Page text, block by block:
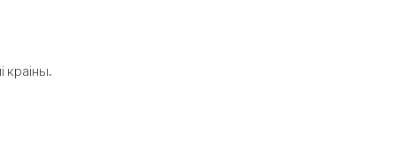
краіны.